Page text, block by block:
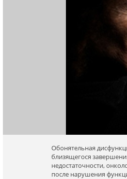
Обонятельная
близящегося
недостаточности,
после нарушения